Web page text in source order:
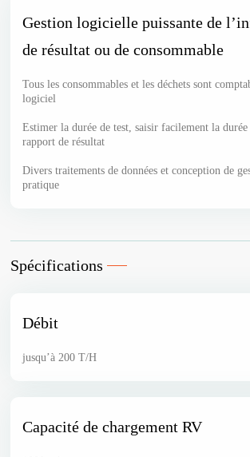
Gestion logicielle puissante de
de résultat ou de consommable
Tous les consommables et les déchets sont
logiciel
Estimer la durée de test, saisir facilement la durée
rapport de résultat
Divers traitements de données et conception de
pratique
Spécifications
Débit
jusqu’à 200 T/H
Capacité de chargement RV